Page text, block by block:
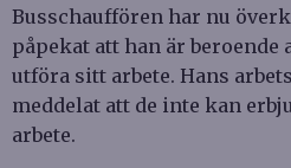
Busschauffören har nu
påpekat att han är
utföra sitt arbete. Hans
meddelat att de inte kan
arbete.